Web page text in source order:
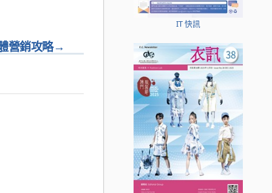
→
營銷攻略
IT 快訊